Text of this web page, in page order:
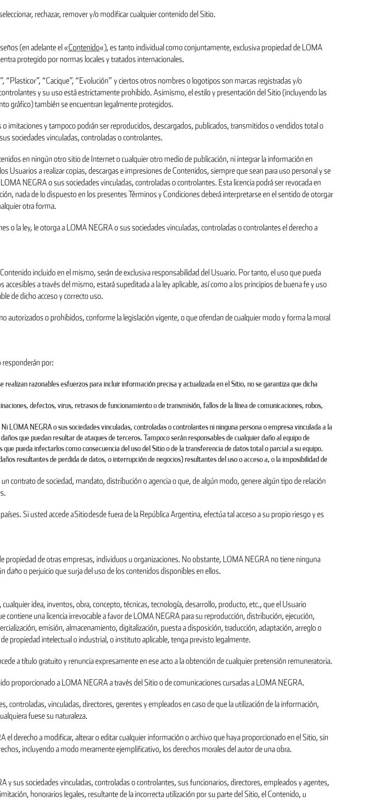
rechazar, remover y/o modificar cualquier contenido del Sitio.
(en adelante el «Contenido«), es tanto individual como conjuntamente, exclusiva propiedad de LOMA
protegido por normas locales y tratados internacionales.
“Plasticor”, “Cacique”, “Evolución” y ciertos otros nombres o logotipos son marcas registradas y/o
y su uso está estrictamente prohibido. Asimismo, el estilo y presentación del Sitio (incluyendo las
gráfico) también se encuentran legalmente protegidos.
imitaciones y tampoco podrán ser reproducidos, descargados, publicados, transmitidos o vendidos total o
sociedades vinculadas, controladas o controlantes.
en ningún otro sitio de Internet o cualquier otro medio de publicación, ni integrar la información en
Usuarios a realizar copias, descargas e impresiones de Contenidos, siempre que sean para uso personal y se
NEGRA o sus sociedades vinculadas, controladas o controlantes. Esta licencia podrá ser revocada en
nada de lo dispuesto en los presentes Términos y Condiciones deberá interpretarse en el sentido de otorgar
otra forma.
o la ley, le otorga a LOMA NEGRA o sus sociedades vinculadas, controladas o controlantes el derecho a
incluido en el mismo, serán de exclusiva responsabilidad del Usuario. Por tanto, el uso que pueda
a través del mismo, estará supeditada a la ley aplicable, así como a los principios de buena fe y uso
de dicho acceso y correcto uso.
autorizados o prohibidos, conforme la legislación vigente, o que ofendan de cualquier modo y forma la moral
por:
realizan razonables esfuerzos para incluir información precisa y actualizada en el Sitio, no se garantiza que dicha
defectos, virus, retrasos de funcionamiento o de transmisión, fallos de la línea de comunicaciones, robos,
LOMA NEGRA o sus sociedades vinculadas, controladas o controlantes ni ninguna persona o empresa vinculada a la
que puedan resultar de ataques de terceros. Tampoco serán responsables de cualquier daño al equipo de
pueda infectarlos como consecuencia del uso del Sitio o de la transferencia de datos total o parcial a su equipo.
resultantes de perdida de datos, o interrupción de negocios) resultantes del uso o acceso a, o la imposibilidad de
contrato de sociedad, mandato, distribución o agencia o que, de algún modo, genere algún tipo de relación
Si usted accede a Sitio desde fuera de la República Argentina, efectúa tal acceso a su propio riesgo y es
propiedad de otras empresas, individuos u organizaciones. No obstante, LOMA NEGRA no tiene ninguna
o perjuicio que surja del uso de los contenidos disponibles en ellos.
idea, inventos, obra, concepto, técnicas, tecnología, desarrollo, producto, etc., que el Usuario
una licencia irrevocable a favor de LOMA NEGRA para su reproducción, distribución, ejecución,
emisión, almacenamiento, digitalización, puesta a disposición, traducción, adaptación, arreglo o
propiedad intelectual o industrial, o instituto aplicable, tenga previsto legalmente.
a título gratuito y renuncia expresamente en ese acto a la obtención de cualquier pretensión remuneratoria.
proporcionado a LOMA NEGRA a través del Sitio o de comunicaciones cursadas a LOMA NEGRA.
vinculadas, directores, gerentes y empleados en caso de que la utilización de la información,
fuese su naturaleza.
derecho a modificar, alterar o editar cualquier información o archivo que haya proporcionado en el Sitio, sin
incluyendo a modo meramente ejemplificativo, los derechos morales del autor de una obra.
sus sociedades vinculadas, controladas o controlantes, sus funcionarios, directores, empleados y agentes,
honorarios legales, resultante de la incorrecta utilización por su parte del Sitio, el Contenido, u